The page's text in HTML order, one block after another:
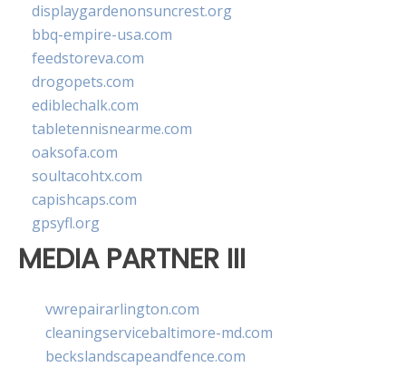
displaygardenonsuncrest.org
bbq-empire-usa.com
feedstoreva.com
drogopets.com
ediblechalk.com
tabletennisnearme.com
oaksofa.com
soultacohtx.com
capishcaps.com
gpsyfl.org
MEDIA PARTNER III
vwrepairarlington.com
cleaningservicebaltimore-md.com
beckslandscapeandfence.com